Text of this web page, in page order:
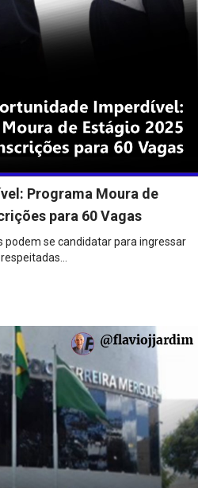
Programa Moura de
para 60 Vagas
podem se candidatar para ingressar